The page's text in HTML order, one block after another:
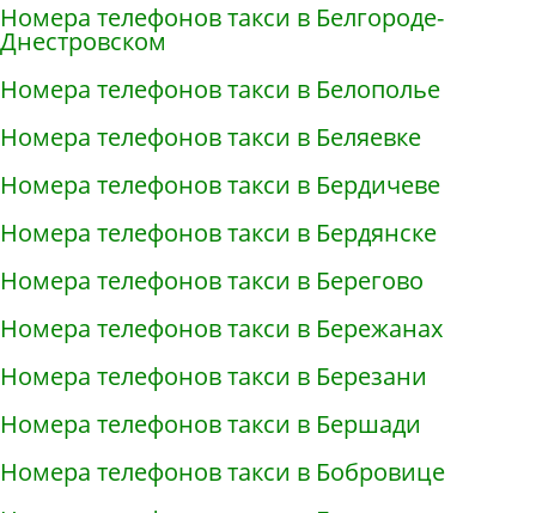
Номера телефонов такси в Белгороде-
Днестровском
Номера телефонов такси в Белополье
Номера телефонов такси в Беляевке
Номера телефонов такси в Бердичеве
Номера телефонов такси в Бердянске
Номера телефонов такси в Берегово
Номера телефонов такси в Бережанах
Номера телефонов такси в Березани
Номера телефонов такси в Бершади
Номера телефонов такси в Бобровице